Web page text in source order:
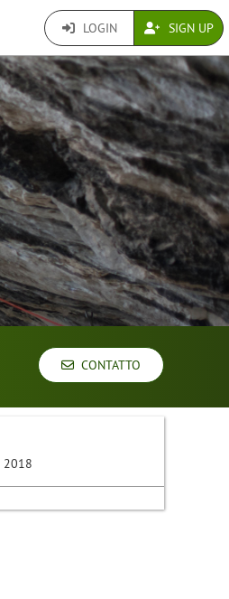
LOGIN SIGN UP
CONTATTO
2018